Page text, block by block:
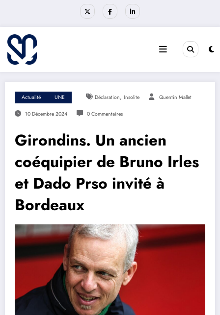
Actualité UNE Déclaration, Insolite Quentin Mallet
10 Décembre 2024 0 Commentaires
Girondins. Un ancien
coéquipier de Bruno Irles
et Dado Prso invité à
Bordeaux